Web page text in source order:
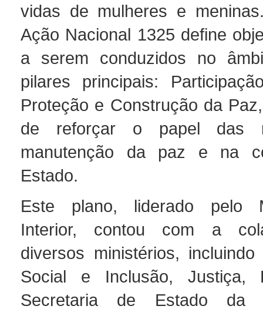
vidas de mulheres e
Ação Nacional 1325 define
a serem conduzidos no
pilares principais:
Proteção e Construção da
de reforçar o papel das
manutenção da paz e na
Estado.
Este plano, liderado pelo
Interior, contou com a
diversos ministérios, incluindo
Social e Inclusão, Justiça,
Secretaria de Estado da